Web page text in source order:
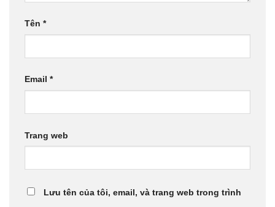
Tên *
Email *
Trang web
Lưu tên của tôi, email, và trang web trong trình